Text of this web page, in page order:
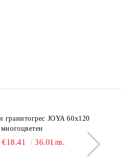
гранитогрес JOYA 60x120
€18.41 36.01лв.